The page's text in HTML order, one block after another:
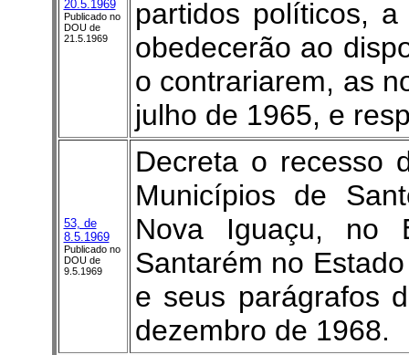
20.5.1969
Publicado no
DOU de
21.5.1969
partidos políticos,
obedecerão ao
o contrariarem, as
julho de 1965, e
53, de
8.5.1969
Publicado no
DOU de
9.5.1969
Decreta o recesso
Municípios de
Nova Iguaçu, no
Santarém no
e seus parágrafos
dezembro de 1968.